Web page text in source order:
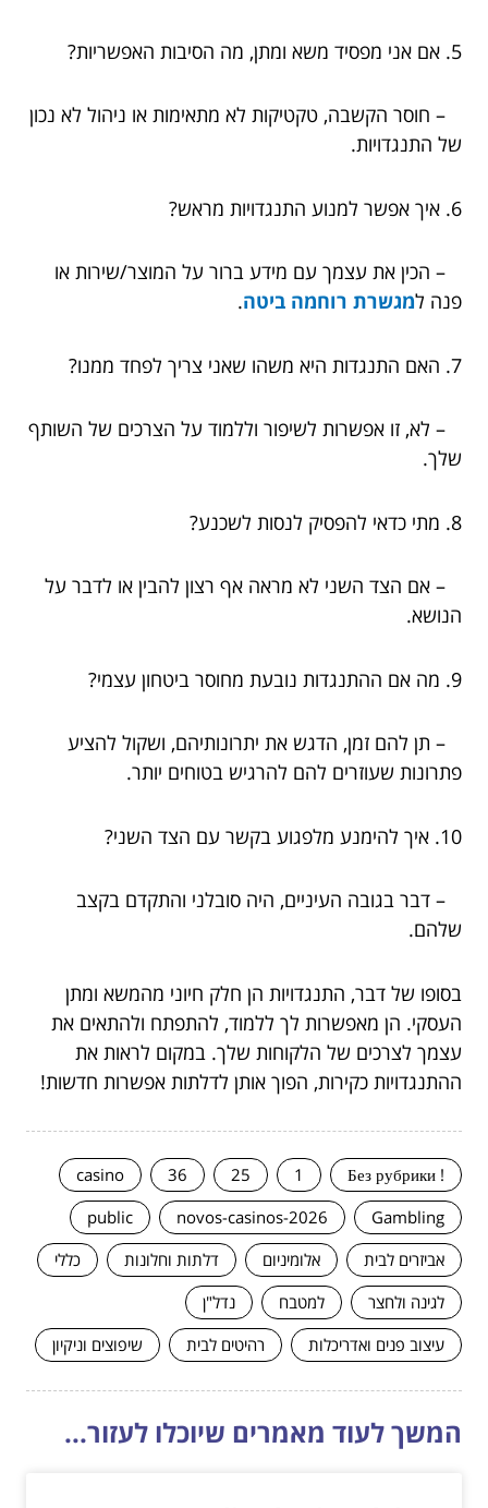
5. אם אני מפסיד משא ומתן, מה הסיבות האפשריות?
– חוסר הקשבה, טקטיקות לא מתאימות או ניהול לא נכון
של התנגדויות.
6. איך אפשר למנוע התנגדויות מראש?
– הכין את עצמך עם מידע ברור על המוצר/שירות או
פנה למגשרת רוחמה ביטה.
7. האם התנגדות היא משהו שאני צריך לפחד ממנו?
– לא, זו אפשרות לשיפור וללמוד על הצרכים של השותף
שלך.
8. מתי כדאי להפסיק לנסות לשכנע?
– אם הצד השני לא מראה אף רצון להבין או לדבר על
הנושא.
9. מה אם ההתנגדות נובעת מחוסר ביטחון עצמי?
– תן להם זמן, הדגש את יתרונותיהם, ושקול להציע
פתרונות שעוזרים להם להרגיש בטוחים יותר.
10. איך להימנע מלפגוע בקשר עם הצד השני?
– דבר בגובה העיניים, היה סובלני והתקדם בקצב
שלהם.
בסופו של דבר, התנגדויות הן חלק חיוני מהמשא ומתן
העסקי. הן מאפשרות לך ללמוד, להתפתח ולהתאים את
עצמך לצרכים של הלקוחות שלך. במקום לראות את
ההתנגדויות כקירות, הפוך אותן לדלתות אפשרות חדשות!
! Без рубрики
1
25
36
casino
Gambling
novos-casinos-2026
public
אביזרים לבית
אלומיניום דלתות וחלונות
כללי
לגינה ולחצר
למטבח
נדל"ן
עיצוב פנים ואדריכלות
רהיטים לבית שיפוצים וניקיון
המשך לעוד מאמרים שיוכלו לעזור...